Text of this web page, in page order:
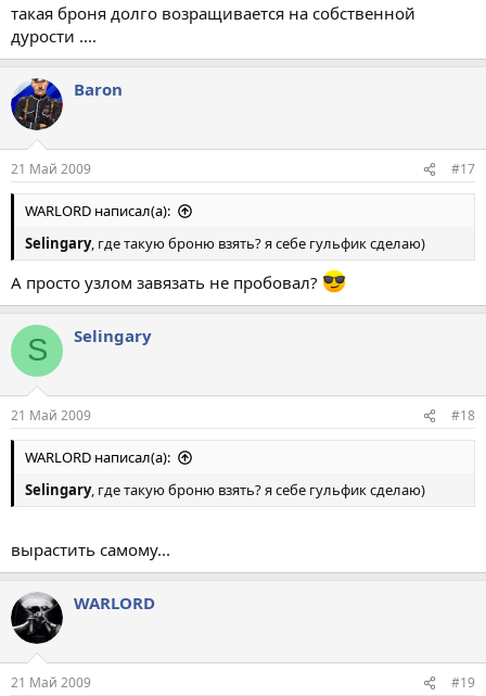
такая броня долго возращивается на собственной
дурости ....
Baron
21 Май 2009 #17
WARLORD написал(а):
Selingary, где такую броню взять? я себе гульфик сделаю)
А просто узлом завязать не пробовал?
S Selingary
21 Май 2009 #18
WARLORD написал(а):
Selingary, где такую броню взять? я себе гульфик сделаю)
вырастить самому...
WARLORD
21 Май 2009 #19